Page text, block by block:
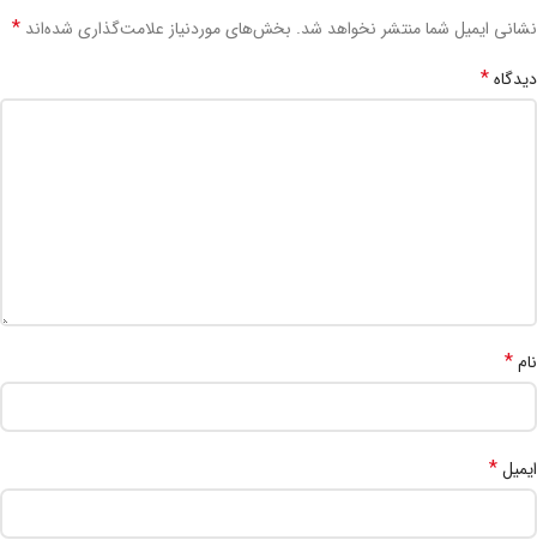
نشانی ایمیل شما منتشر نخواهد شد. بخش‌های موردنیاز علامت‌گذاری شده‌اند *
دیدگاه*
نام*
ایمیل*